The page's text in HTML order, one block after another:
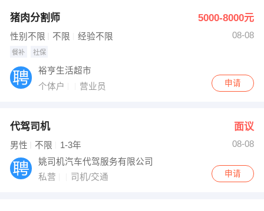
猪肉分割师 5000-8000元
性别不限 不限 经验不限 08-08
餐补 社保
裕亨生活超市
个体户
营业员 申请
代驾司机 面议
男性 不限 1-3年
08-08
姚司机汽车代驾服务有限公司
私营
司机/交通 申请